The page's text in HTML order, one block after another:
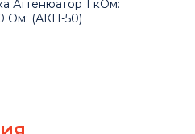
Аттенюатор 1 кОм:
Ом: (АКН-50)